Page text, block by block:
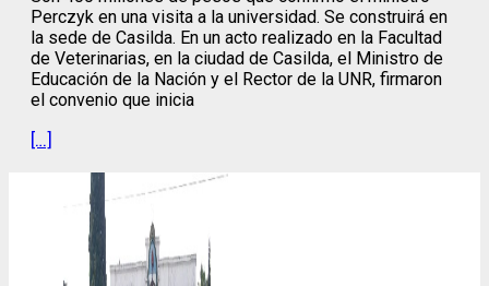
Perczyk en una visita a la universidad. Se construirá en
la sede de Casilda. En un acto realizado en la Facultad
de Veterinarias, en la ciudad de Casilda, el Ministro de
Educación de la Nación y el Rector de la UNR, firmaron
el convenio que inicia
[…]